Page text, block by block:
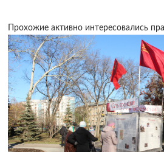
Прохожие активно интересовались